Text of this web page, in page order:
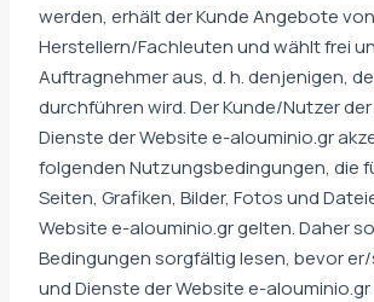
werden, erhält der Kunde Angebote von
Herstellern/Fachleuten und wählt frei
Auftragnehmer aus, d. h. denjenigen,
durchführen wird. Der Kunde/Nutzer
Dienste der Website e-alouminio.gr
folgenden Nutzungsbedingungen, die
Seiten, Grafiken, Bilder, Fotos und
Website e-alouminio.gr gelten. Daher
Bedingungen sorgfältig lesen, bevor
und Dienste der Website e-